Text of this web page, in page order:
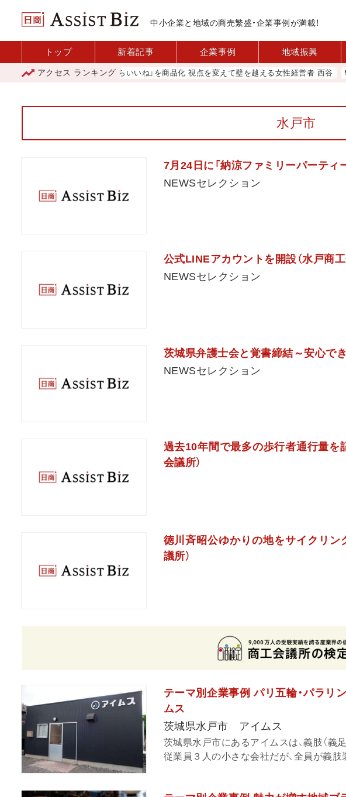
中小企業と地域の商売繁盛・企業事例が満載！
トップ 新着記事 企業事例 地域振興
アクセス ランキング
信全文 「あったらいいね」を商品化 視点を変えて壁を越える女性経営者 西谷 外国人
水戸市
7月24日に「納涼ファミリーパーティー
NEWSセレクション
公式LINEアカウントを開設（水戸商工
NEWSセレクション
茨城県弁護士会と覚書締結～安心で
NEWSセレクション
過去10年間で最多の歩行者通行量を
会議所）
徳川斉昭公ゆかりの地をサイクリン
議所）
テーマ別企業事例 パリ五輪・パラリ
ムス
茨城県水戸市 アイムス
茨城県水戸市にあるアイムスは、義肢（義
従業員３人の小さな会社だが、全員が義肢